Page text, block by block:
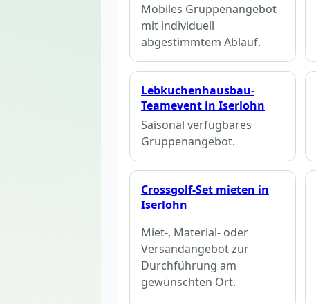
Mobiles Gruppenangebot
mit individuell
abgestimmtem Ablauf.
Lebkuchenhausbau-
Teamevent in Iserlohn
Saisonal verfügbares
Gruppenangebot.
Crossgolf-Set mieten in
Iserlohn
Miet-, Material- oder
Versandangebot zur
Durchführung am
gewünschten Ort.